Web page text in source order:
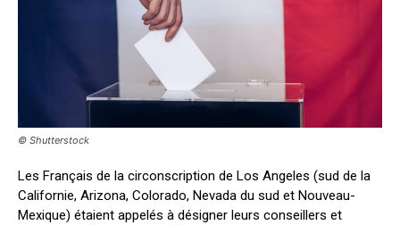
© Shutterstock
Les Français de la circonscription de Los Angeles (sud de la
Californie, Arizona, Colorado, Nevada du sud et Nouveau-
Mexique) étaient appelés à désigner leurs conseillers et